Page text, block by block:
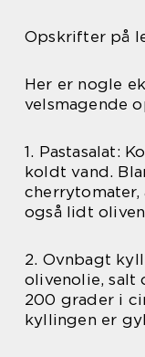
Opskrifter på
Her er nogle
velsmagende
1. Pastasalat:
koldt vand.
også lidt
2. Ovnbagt
olivenolie, salt
200 grader i
kyllingen er